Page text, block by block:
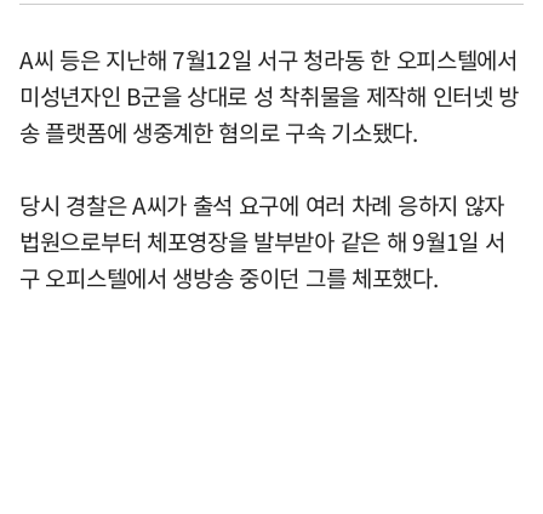
A씨 등은 지난해 7월12일 서구 청라동 한 오피스텔에서
미성년자인 B군을 상대로 성 착취물을 제작해 인터넷 방
송 플랫폼에 생중계한 혐의로 구속 기소됐다.
당시 경찰은 A씨가 출석 요구에 여러 차례 응하지 않자
법원으로부터 체포영장을 발부받아 같은 해 9월1일 서
구 오피스텔에서 생방송 중이던 그를 체포했다.